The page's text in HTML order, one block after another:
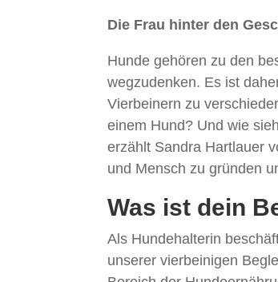
Die Frau hinter den
Hunde gehören zu den
wegzudenken. Es ist
Vierbeinern zu
einem Hund? Und wie
erzählt Sandra Hartlauer
und Mensch zu gründen
Was ist dein
Als Hundehalterin
unserer vierbeinigen